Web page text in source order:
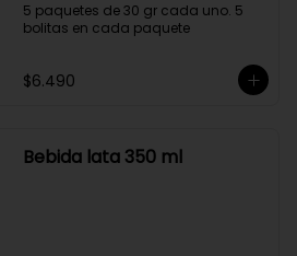
5 paquetes de 30 gr cada uno. 5
bolitas en cada paquete
$6.490
Bebida lata 350 ml